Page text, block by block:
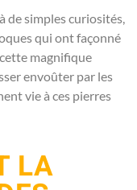
de simples curiosités,
qui ont façonné
magnifique
envoûter par les
vie à ces pierres
LA